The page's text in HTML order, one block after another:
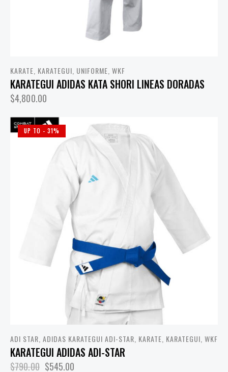
KARATE KARATEGUI UNIFORME WKF
KARATEGUI ADIDAS KATA SHORI LINEAS DORADAS
$4,800.00
UP TO - 31%
ADI STAR ADIDAS KARATEGUI ADI-STAR KARATE KARATEGUI WKF
KARATEGUI ADIDAS ADI-STAR
$790.00 $545.00